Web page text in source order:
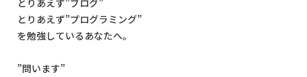
とりあえず”ブログ”
とりあえず”プログラミング”
を勉強しているあなたへ。
”問います”